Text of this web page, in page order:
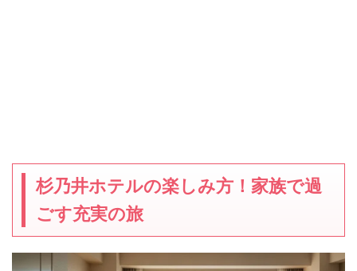
杉乃井ホテルの楽しみ方！家族で過
ごす充実の旅